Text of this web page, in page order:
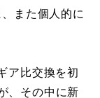
また個人的に
ア比交換を初
、その中に新